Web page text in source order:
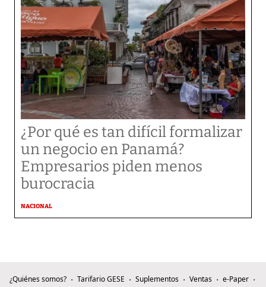
¿Por qué es tan difícil formalizar
un negocio en Panamá?
Empresarios piden menos
burocracia
NACIONAL
¿Quiénes somos? Tarifario GESE Suplementos Ventas
e-Paper